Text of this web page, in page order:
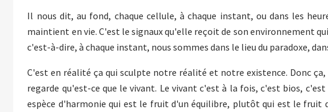
Il nous dit, au fond, chaque cellule, à chaque instant, ou dans les
maintient en vie. C'est le signaux qu'elle reçoit de son environnement
c'est-à-dire, à chaque instant, nous sommes dans le lieu du paradoxe,
C'est en réalité ça qui sculpte notre réalité et notre existence. Donc
regarde qu'est-ce que le vivant. Le vivant c'est à la fois, c'est bios,
espèce d'harmonie qui est le fruit d'un équilibre, plutôt qui est le